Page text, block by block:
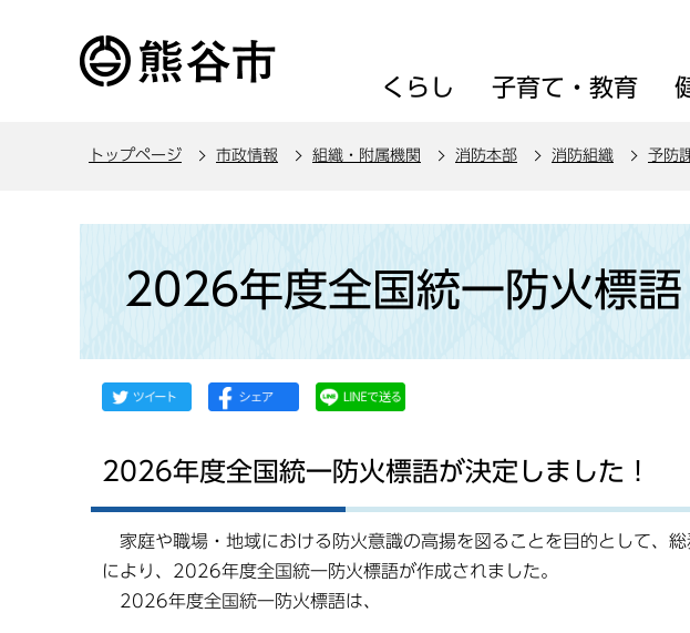
くらし 子育て・教育
トップページ 市政情報 組織・附属機関 消防本部 消防組織 予防
か
2026年度全国統一防火標語
2026年度全国統一防火標語が決定しました！
家庭や職場・地域における防火意識の高揚を図ることを目的として、
により、2026年度全国統一防火標語が作成されました。
2026年度全国統一防火標語は、